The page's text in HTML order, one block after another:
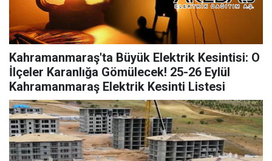
Kahramanmaraş'ta Büyük Elektrik Kesintisi: O
İlçeler Karanlığa Gömülecek! 25-26 Eylül
Kahramanmaraş Elektrik Kesinti Listesi